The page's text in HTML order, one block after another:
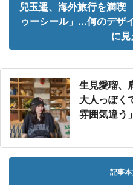
兒玉遥、海外旅行を満
ゥーシール」...何のデザ
に見
生見愛瑠、
大人っぽく
雰囲気違う
記事